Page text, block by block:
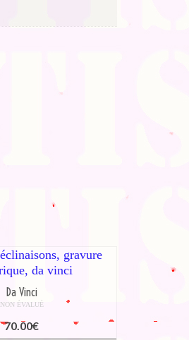
Da Vinci
NON ÉVALUÉ
70.00€